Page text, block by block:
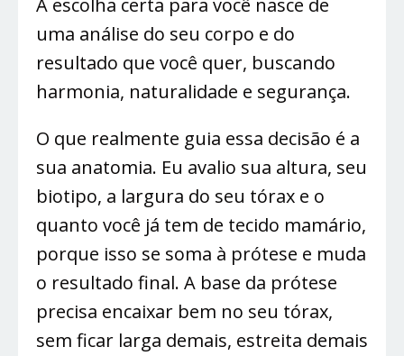
A escolha certa para você nasce de
uma análise do seu corpo e do
resultado que você quer, buscando
harmonia, naturalidade e segurança.
O que realmente guia essa decisão é a
sua anatomia. Eu avalio sua altura, seu
biotipo, a largura do seu tórax e o
quanto você já tem de tecido mamário,
porque isso se soma à prótese e muda
o resultado final. A base da prótese
precisa encaixar bem no seu tórax,
sem ficar larga demais, estreita demais